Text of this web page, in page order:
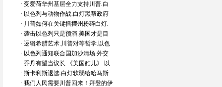
· 受爱荷华州基层全力支持川普.白
· 以色列与动物作战.白灯黑帮政府
· 川普如何在关键摇摆州粉碎白灯.
· 袭击以色列只是预演.美国才是目
· 逻辑希腊艺术.川普对等哲学.以色
· 以色列通知联合国加沙清场.外交
· 乔丹有望当议长.《美国酷儿》.以
· 斯卡利斯退选.白灯软弱给哈马斯
· 我们人民需要川普回来！拜登的伊